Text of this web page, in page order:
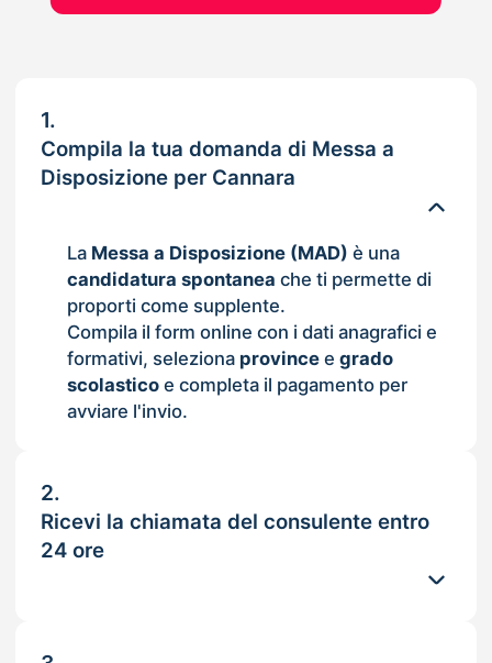
1.
Compila la tua domanda di Messa a
Disposizione per Cannara
La Messa a Disposizione (MAD) è una
candidatura spontanea che ti permette di
proporti come supplente.
Compila il form online con i dati anagrafici e
formativi, seleziona provincee grado
scolasticoe completa il pagamento per
avviare l'invio.
2.
Ricevi la chiamata del consulente entro
24 ore